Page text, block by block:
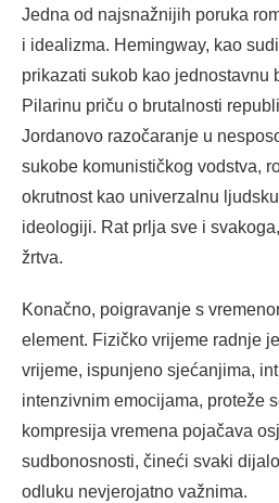
Jedna od najsnažnijih poruka
i idealizma. Hemingway, kao
prikazati sukob kao jednostavnu
Pilarinu priču o brutalnosti
Jordanovo razočaranje u
sukobe komunističkog vodstva,
okrutnost kao univerzalnu
ideologiji. Rat prlja sve i
žrtva.
Konačno, poigravanje s
element. Fizičko vrijeme radnje
vrijeme, ispunjeno sjećanjima,
intenzivnim emocijama, proteže
kompresija vremena pojačava
sudbonosnosti, čineći svaki
odluku nevjerojatno važnima.